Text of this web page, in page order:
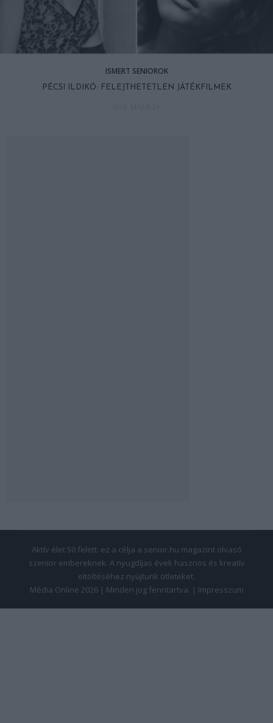
ISMERT SENIOROK
PÉCSI ILDIKÓ: FELEJTHETETLEN JÁTÉKFILMEK
Aktív élet 50 felett: ez a célja a senior.hu magazint olvasó
szenior embereknek. A nyugdíjas évek hasznos és kreatív
eltöltéséhez nyújtunk ötleteket.
Média Online 2026 | Minden jog fenntartva. | Impresszum